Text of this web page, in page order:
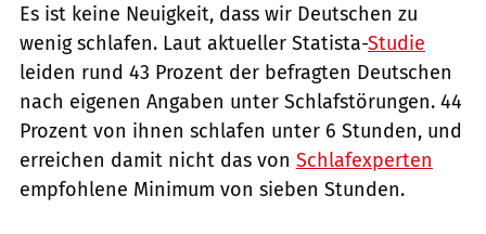
Es ist keine Neuigkeit, dass wir Deutschen zu
wenig schlafen. Laut aktueller Statista-Studie
leiden rund 43 Prozent der befragten Deutschen
nach eigenen Angaben unter Schlafstörungen. 44
Prozent von ihnen schlafen unter 6 Stunden, und
erreichen damit nicht das von Schlafexperten
empfohlene Minimum von sieben Stunden.